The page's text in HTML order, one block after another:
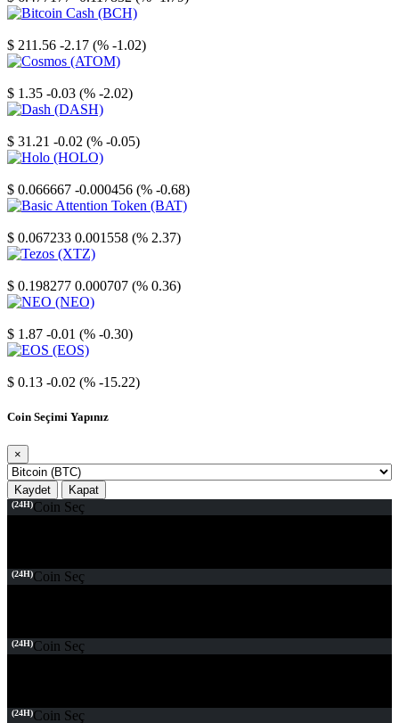
$ 211.56 -2.17 (% -1.02)
$ 1.35 -0.03 (% -2.02)
$ 31.21 -0.02 (% -0.05)
$ 0.066667 -0.000456 (% -0.68)
$ 0.067233 0.001558 (% 2.37)
$ 0.198277 0.000707 (% 0.36)
$ 1.87 -0.01 (% -0.30)
$ 0.13 -0.02 (% -15.22)
Coin Seçimi Yapınız
×
Kaydet Kapat
(24H)Coin Seç
(24H)Coin Seç
(24H)Coin Seç
(24H)Coin Seç